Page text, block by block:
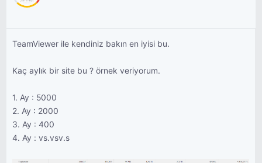
TeamViewer ile kendiniz bakın en iyisi bu.
Kaç aylık bir site bu ? örnek veriyorum.
1. Ay : 5000
2. Ay : 2000
3. Ay : 400
4. Ay : vs.vsv.s